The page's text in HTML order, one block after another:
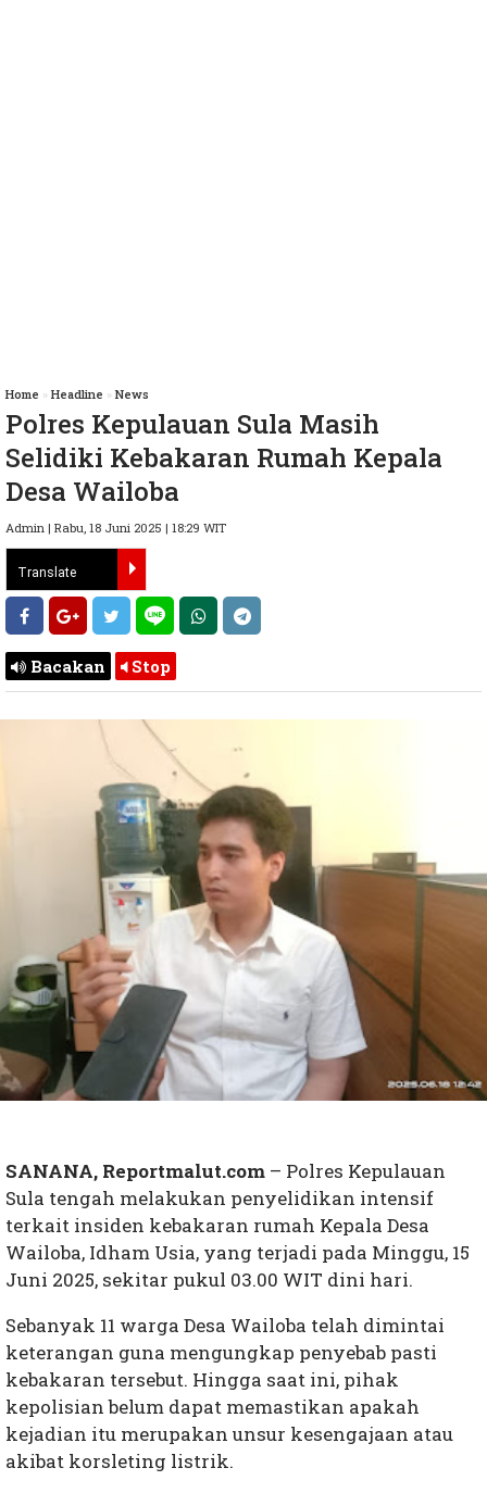
Home » Headline » News
Polres Kepulauan Sula Masih
Selidiki Kebakaran Rumah Kepala
Desa Wailoba
Admin | Rabu, 18 Juni 2025 | 18:29 WIT
Bacakan Stop
SANANA, Reportmalut.com – Polres Kepulauan
Sula tengah melakukan penyelidikan intensif
terkait insiden kebakaran rumah Kepala Desa
Wailoba, Idham Usia, yang terjadi pada Minggu, 15
Juni 2025, sekitar pukul 03.00 WIT dini hari.
Sebanyak 11 warga Desa Wailoba telah dimintai
keterangan guna mengungkap penyebab pasti
kebakaran tersebut. Hingga saat ini, pihak
kepolisian belum dapat memastikan apakah
kejadian itu merupakan unsur kesengajaan atau
akibat korsleting listrik.